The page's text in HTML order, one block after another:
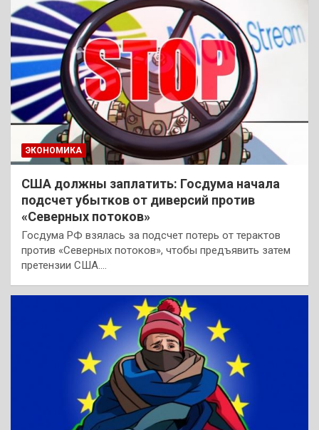
ЭКОНОМИКА
США должны заплатить: Госдума начала
подсчет убытков от диверсий против
«Северных потоков»
Госдума РФ взялась за подсчет потерь от терактов
против «Северных потоков», чтобы предъявить затем
претензии США.…